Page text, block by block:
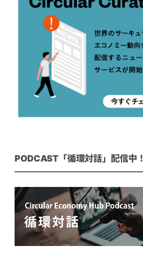
PODCAST「循環対話」配信中！